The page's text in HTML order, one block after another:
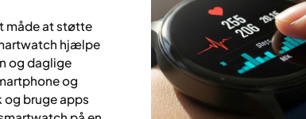
måde at støtte
hjælpe
og daglige
og
og bruge apps